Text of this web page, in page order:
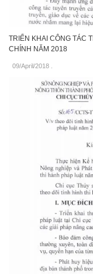
TRIỂN KHAI CÔNG TÁC
CHÍNH NĂM 2018
09/April/2018